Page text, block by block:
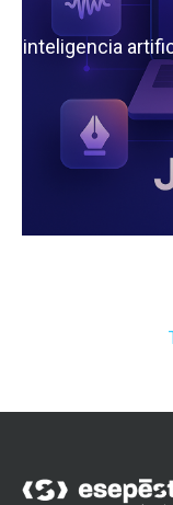
la inteligencia